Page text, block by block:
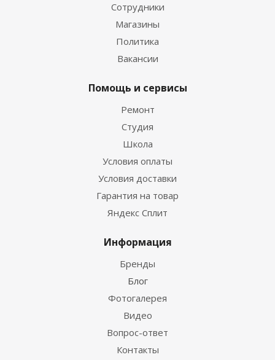
Сотрудники
Магазины
Политика
Вакансии
Помощь и сервисы
Ремонт
Студия
Школа
Условия оплаты
Условия доставки
Гарантия на товар
Яндекс Сплит
Информация
Бренды
Блог
Фотогалерея
Видео
Вопрос-ответ
Контакты